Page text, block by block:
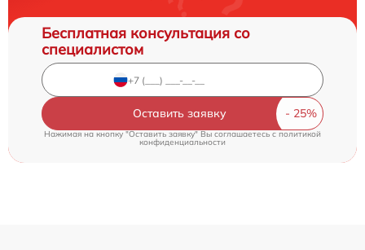
Бесплатная консультация со
специалистом
Оставить заявку
Нажимая на кнопку "Оставить заявку" Вы соглашаетесь cполитикой
конфиденциальности